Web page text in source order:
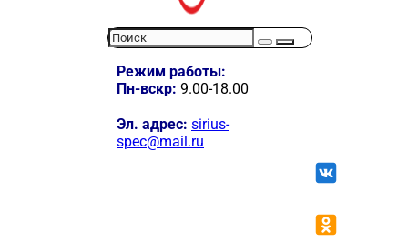
Режим работы:
Пн-вскр: 9.00-18.00
Эл. адрес: sirius-
spec@mail.ru